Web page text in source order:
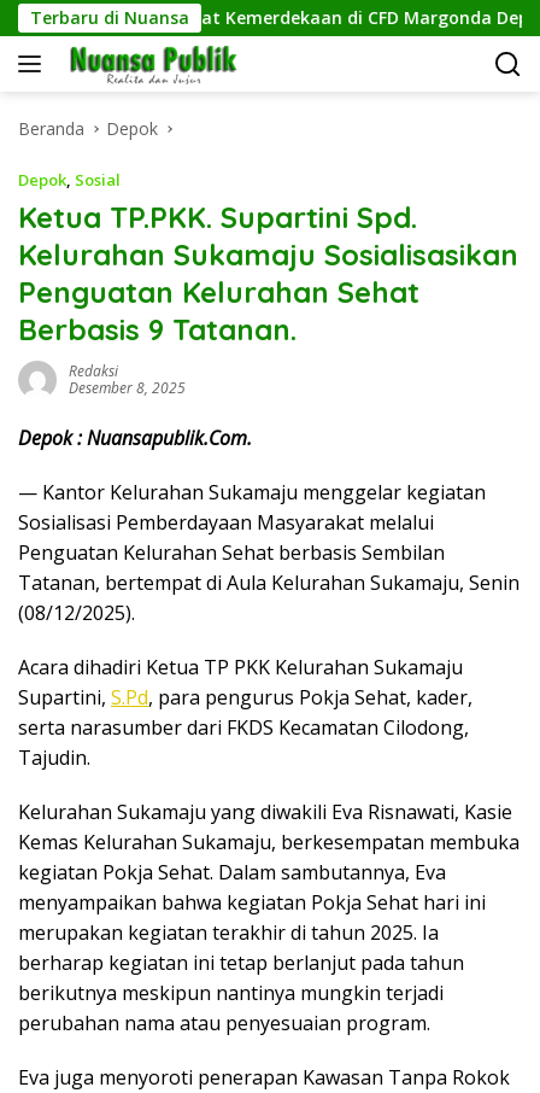
Langsung
ke
konten
Terbaru di Nuansa
Semangat Kemerdekaan di CFD Margonda Depok.
Beranda Depok
Depok, Sosial
Ketua TP.PKK. Supartini Spd.
Kelurahan Sukamaju Sosialisasikan
Penguatan Kelurahan Sehat
Berbasis 9 Tatanan.
Redaksi
Desember 8, 2025
Depok : Nuansapublik.Com.
— Kantor Kelurahan Sukamaju menggelar kegiatan
Sosialisasi Pemberdayaan Masyarakat melalui
Penguatan Kelurahan Sehat berbasis Sembilan
Tatanan, bertempat di Aula Kelurahan Sukamaju, Senin
(08/12/2025).
Acara dihadiri Ketua TP PKK Kelurahan Sukamaju
Supartini, S.Pd, para pengurus Pokja Sehat, kader,
serta narasumber dari FKDS Kecamatan Cilodong,
Tajudin.
Kelurahan Sukamaju yang diwakili Eva Risnawati, Kasie
Kemas Kelurahan Sukamaju, berkesempatan membuka
kegiatan Pokja Sehat. Dalam sambutannya, Eva
menyampaikan bahwa kegiatan Pokja Sehat hari ini
merupakan kegiatan terakhir di tahun 2025. Ia
berharap kegiatan ini tetap berlanjut pada tahun
berikutnya meskipun nantinya mungkin terjadi
perubahan nama atau penyesuaian program.
Eva juga menyoroti penerapan Kawasan Tanpa Rokok